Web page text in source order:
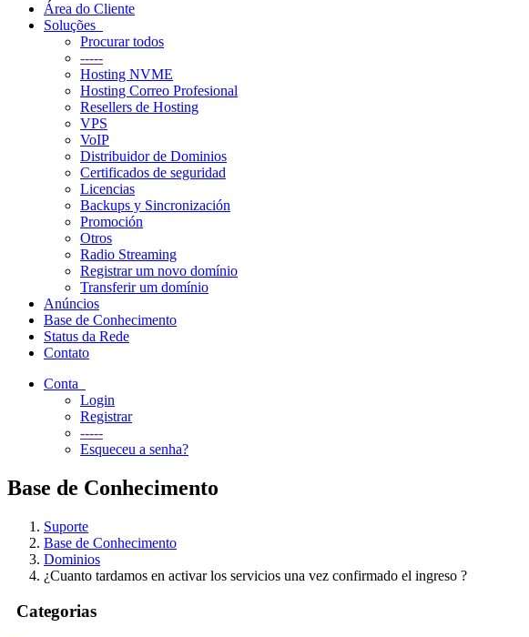
Área do Cliente
Soluções
Procurar todos
-----
Hosting NVME
Hosting Correo Profesional
Resellers de Hosting
VPS
VoIP
Distribuidor de Dominios
Certificados de seguridad
Licencias
Backups y Sincronización
Promoción
Otros
Radio Streaming
Registrar um novo domínio
Transferir um domínio
Anúncios
Base de Conhecimento
Status da Rede
Contato
Conta
Login
Registrar
-----
Esqueceu a senha?
Base de Conhecimento
Suporte
Base de Conhecimento
Dominios
¿Cuanto tardamos en activar los servicios una vez confirmado el ingreso ?
Categorias